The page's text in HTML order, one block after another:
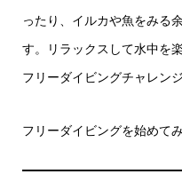
ったり、イルカや魚をみる
す。リラックスして水中を
フリーダイビングチャレン
フリーダイビングを始めて